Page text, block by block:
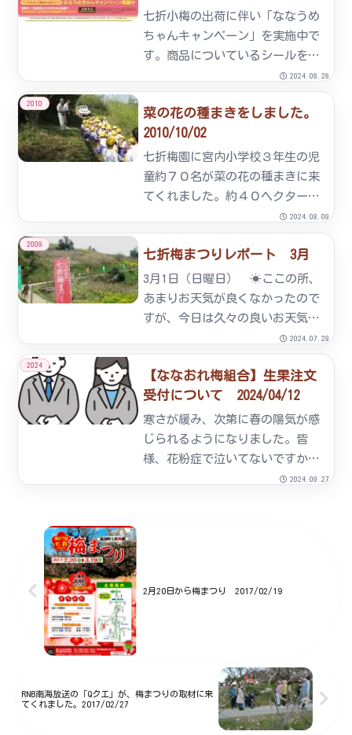
し、国産の品質の良い塩と、地元
産の...
七折小梅の出荷に伴い「ななうめ
ちゃんキャンペーン」を実施中で
す。商品についているシールをお
送り頂いた方の中から抽選で、期
間中５０名の方に2,000円分の商
品券をプレゼントします。【応募
方法】 七折小梅製品に貼ってあ
るシールをハガキに貼って頂...
2024.08.28
2010
菜の花の種まきをしました。
2010/10/02
七折梅園に宮内小学校３年生の児
童約７０名が菜の花の種まきに来
てくれました。約４０ヘクタール
の七折梅園の中の約４０アールの
園地に梅組合員のアドバイスを受
けながら楽しく種まきを行いまし
た。菜の花は、梅まつりが開催さ
れる２月の上旬～３月上旬頃が
見...
2024.08.09
2009
七折梅まつりレポート 3月
3月1日（日曜日） ☀ここの所、
あまりお天気が良くなかったので
すが、今日は久々の良いお天気に
恵まれ終日、七折梅園はたくさん
のお客様で賑わいました。イベン
ト広場では、恒例の「梅の種とば
し大会」「もちまき」をはじめ、
南海放送ラジオ『ザ・ＩＮＡ
Ｚ...
2024.07.29
2024
【ななおれ梅組合】生果注文
受付について 2024/04/12
寒さが緩み、次第に春の陽気が感
じられるようになりました。皆
様、花粉症で泣いてないですか？
私は大丈夫、ななおれ梅組合です
2024.09.27
2月20日から梅まつり 2017/02/19
RNB南海放送の「Qクエ」が、梅まつりの取材に来
てくれました。2017/02/27